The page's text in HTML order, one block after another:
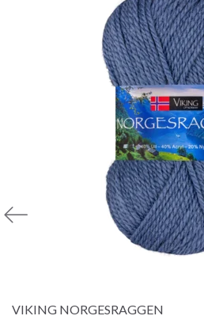
VIKING NORGESRAGGEN